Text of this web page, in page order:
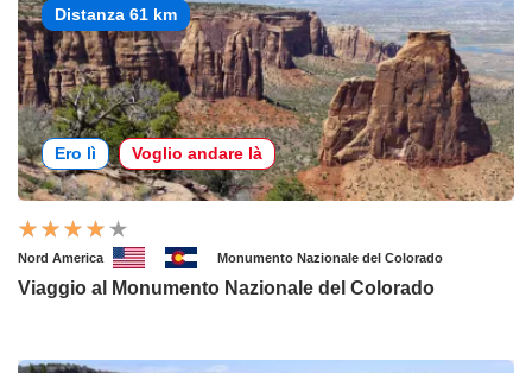
Distanza 61 km
Ero lì Voglio andare là
Nord America Monumento Nazionale del Colorado
Viaggio al Monumento Nazionale del Colorado